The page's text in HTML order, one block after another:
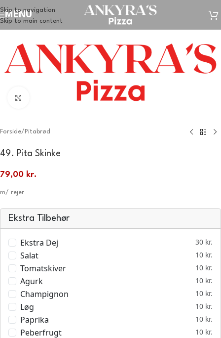
Skip to navigation
Skip to main content
MENU
Forside/ Pitabrød
49. Pita Skinke
79,00 kr.
m/ rejer